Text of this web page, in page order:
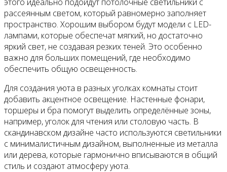
рассеянным светом, который равномерно заполняет
пространство. Хорошим выбором будут модели с LED-
лампами, которые обеспечат мягкий, но достаточно
яркий свет, не создавая резких теней. Это особенно
важно для больших помещений, где необходимо
обеспечить общую освещенность.
Для создания уюта в разных уголках комнаты стоит
добавить акцентное освещение. Настенные фонари,
торшеры и бра помогут выделить определённые зоны,
например, уголок для чтения или столовую часть. В
скандинавском дизайне часто используются светильники
с минималистичным дизайном, выполненные из металла
или дерева, которые гармонично вписываются в общий
стиль и создают атмосферу уюта.